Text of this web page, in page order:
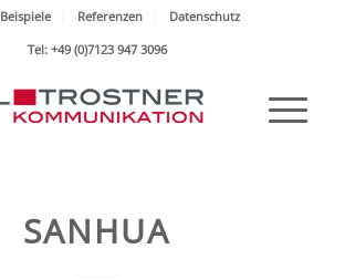
Beispiele Referenzen
Datenschutz
Tel: +49 (0)7123 947 3096
SANHUA